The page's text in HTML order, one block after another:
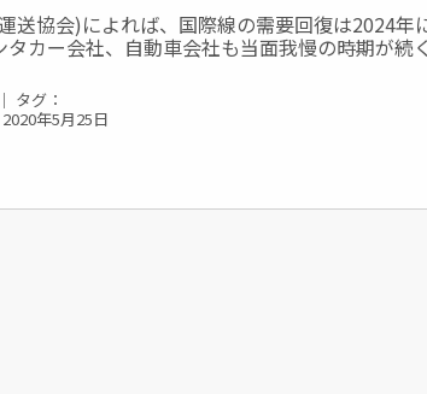
送協会)によれば、国際線の需要回復は2024年
カー会社、自動車会社も当面我慢の時期が続
｜ タグ：
年5月25日